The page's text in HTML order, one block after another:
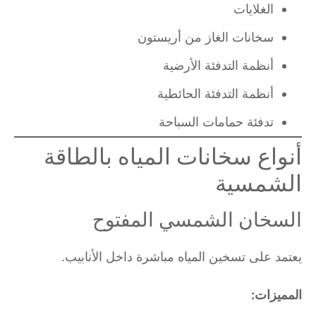
الغلايات
سخانات الغاز من أريستون
أنظمة التدفئة الأرضية
أنظمة التدفئة الحائطية
تدفئة حمامات السباحة
أنواع سخانات المياه بالطاقة
الشمسية
السخان الشمسي المفتوح
يعتمد على تسخين المياه مباشرة داخل الأنابيب.
المميزات: